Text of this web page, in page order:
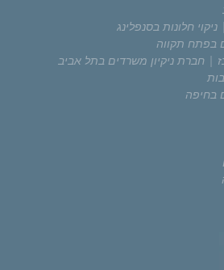
חלונות בסנפלינג
בפתח תקווה
| חברת ניקיון משרדים בתל אביב
בחיפה